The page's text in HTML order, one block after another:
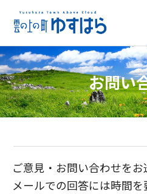
お問い
ご意見・お問い合わせをお
メールでの回答には時間